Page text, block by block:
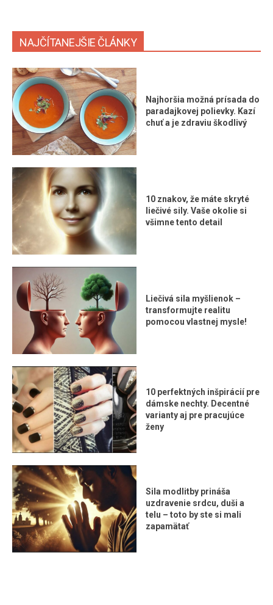
NAJČÍTANEJŠIE ČLÁNKY
Najhoršia možná prísada do
paradajkovej polievky. Kazí
chuť a je zdraviu škodlivý
10 znakov, že máte skryté
liečivé sily. Vaše okolie si
všimne tento detail
Liečivá sila myšlienok –
transformujte realitu
pomocou vlastnej mysle!
10 perfektných inšpirácií pre
dámske nechty. Decentné
varianty aj pre pracujúce
ženy
Sila modlitby prináša
uzdravenie srdcu, duši a
telu – toto by ste si mali
zapamätať